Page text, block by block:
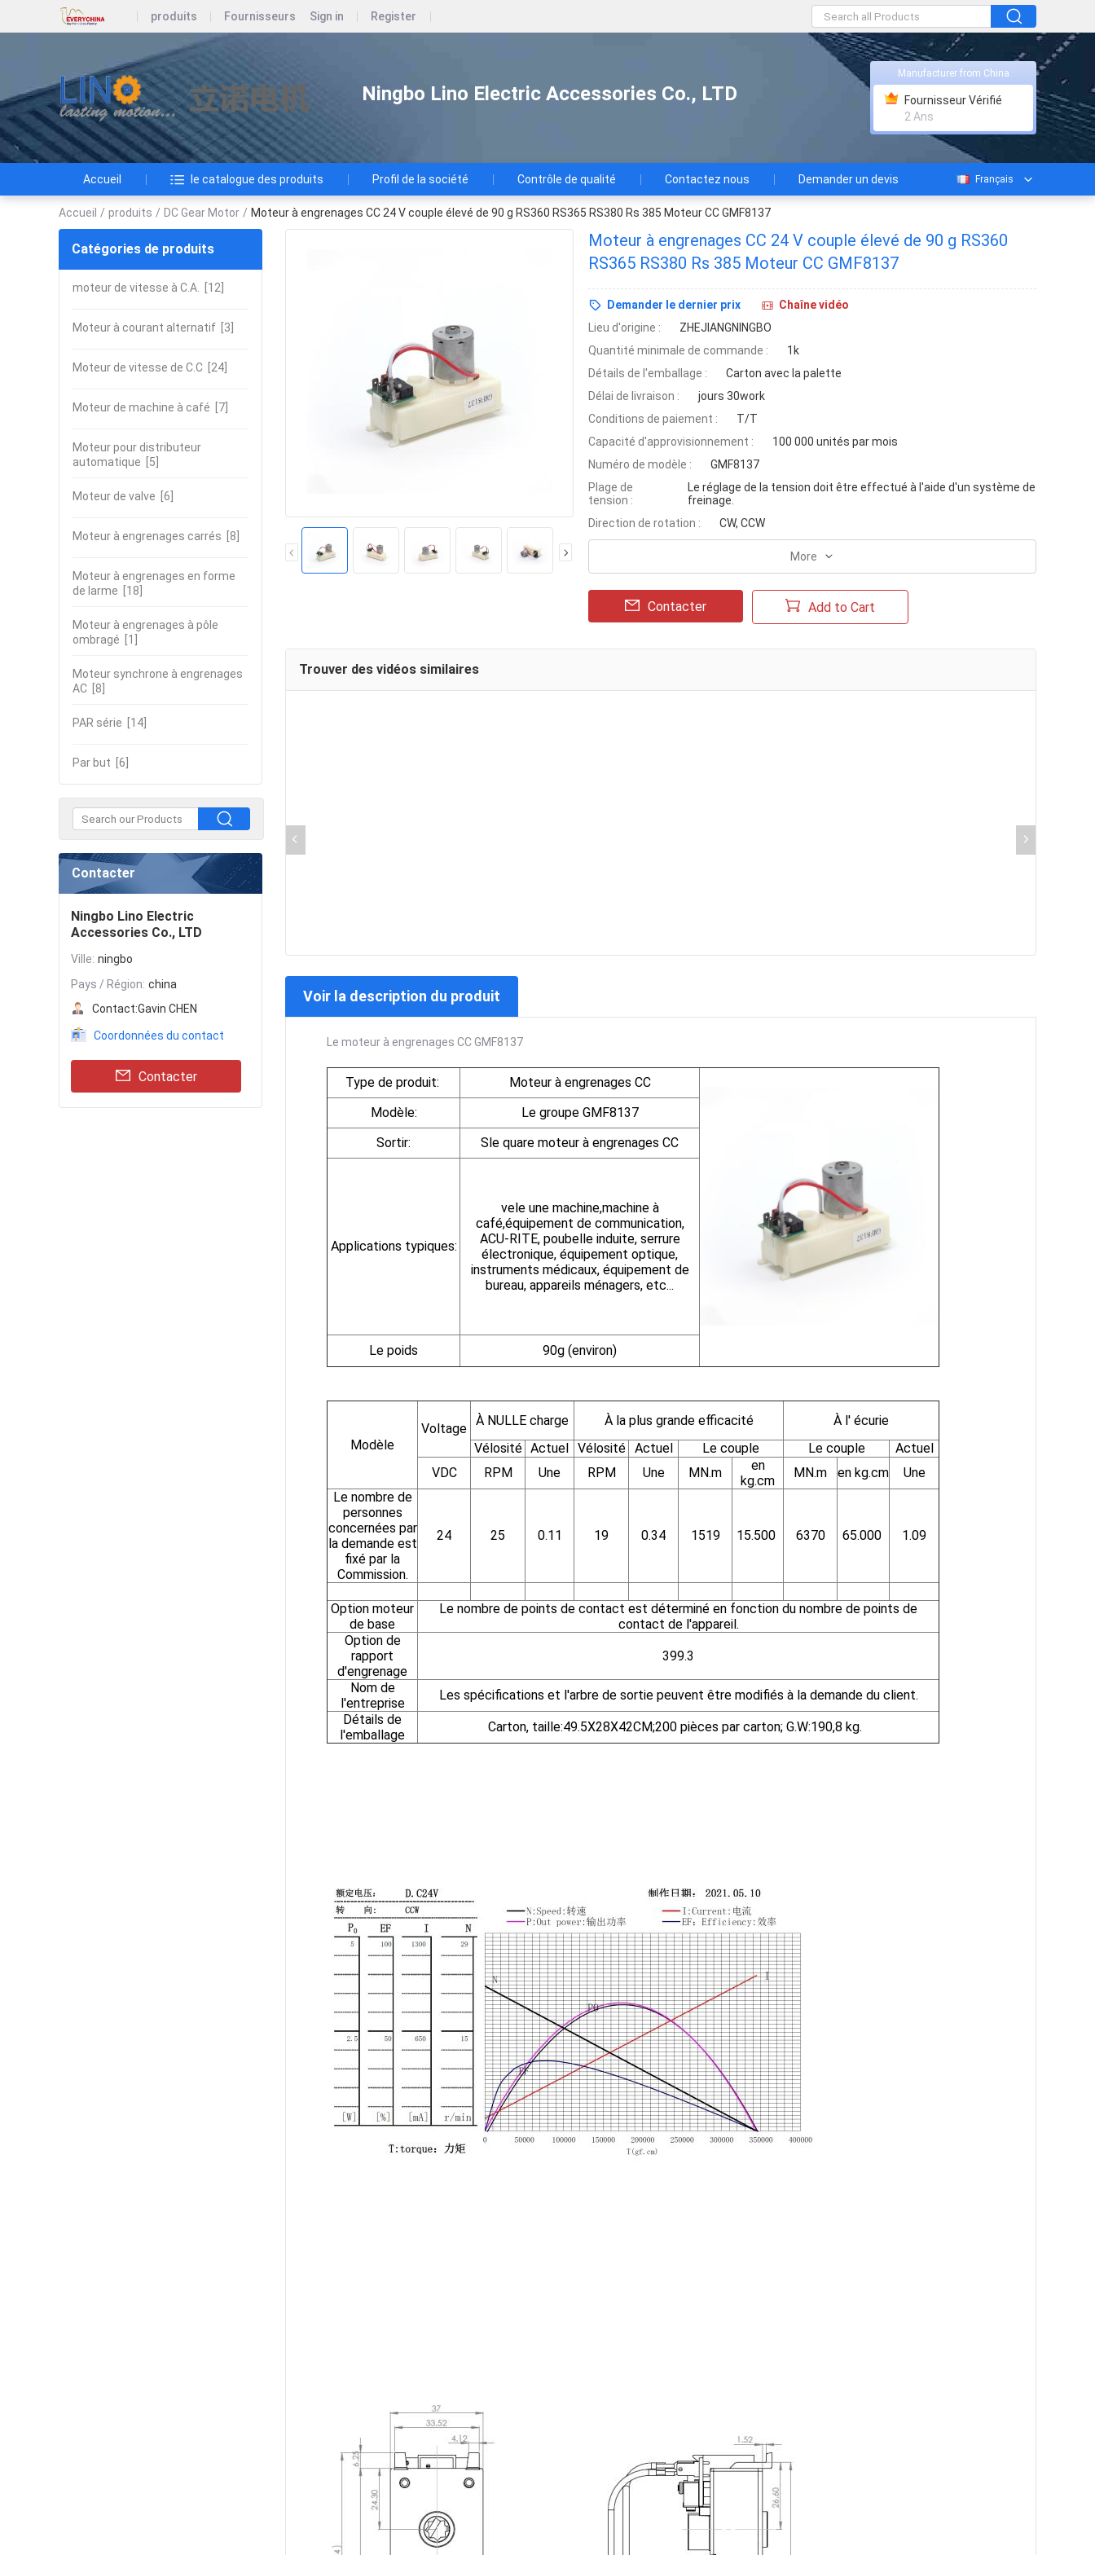
produits Fournisseurs Sign in Register
Ningbo Lino Electric Accessories Co., LTD
Manufacturer from China
Fournisseur Vérifié
2 Ans
Accueil le catalogue des produits Profil de la société Contrôle de qualité Contactez nous Demander un devis Français
Accueil / produits / DC Gear Motor / Moteur à engrenages CC 24 V couple élevé de 90 g RS360 RS365 RS380 Rs 385 Moteur CC GMF8137
Catégories de produits
moteur de vitesse à C.A. [12]
Moteur à courant alternatif [3]
Moteur de vitesse de C.C [24]
Moteur de machine à café [7]
Moteur pour distributeur
automatique [5]
Moteur de valve [6]
Moteur à engrenages carrés [8]
Moteur à engrenages en forme
de larme [18]
Moteur à engrenages à pôle
ombragé [1]
Moteur synchrone à engrenages
AC [8]
PAR série [14]
Par but [6]
Contacter
Ningbo Lino Electric
Accessories Co., LTD
Ville: ningbo
Pays / Région: china
Contact:Gavin CHEN
Coordonnées du contact
Contacter
Moteur à engrenages CC 24 V couple élevé de 90 g RS360
RS365 RS380 Rs 385 Moteur CC GMF8137
Demander le dernier prix
Chaîne vidéo
Lieu d'origine :
ZHEJIANGNINGBO
Quantité minimale de commande :
1k
Détails de l'emballage :
Carton avec la palette
Délai de livraison :
jours 30work
Conditions de paiement :
T/T
Capacité d'approvisionnement :
100 000 unités par mois
Numéro de modèle :
GMF8137
Plage de
tension :
Le réglage de la tension doit être effectué à l'aide d'un système de
freinage.
Direction de rotation :
CW, CCW
More
Contacter Add to Cart
Trouver des vidéos similaires
Voir la description du produit
Le moteur à engrenages CC GMF8137
Type de produit:
Moteur à engrenages CC
Modèle:
Le groupe GMF8137
Sortir:
Sle quare moteur à engrenages CC
Applications typiques:
vele une machine,machine à
café,équipement de communication,
ACU-RITE, poubelle induite, serrure
électronique, équipement optique,
instruments médicaux, équipement de
bureau, appareils ménagers, etc...
Le poids 90g (environ)
Modèle
Voltage
À NULLE charge À la plus grande efficacité
À l' écurie
Vélosité Actuel Vélosité Actuel Le couple Le couple
Actuel
VDC
RPM Une RPM Une MN.m
en
kg.cm
MN.m en kg.cm
Une
Le nombre de
personnes
concernées par
la demande est
fixé par la
Commission.
24 25 0.11 19 0.34 1519 15.500 6370 65.000 1.09
Option moteur
de base
Le nombre de points de contact est déterminé en fonction du nombre de points de
contact de l'appareil.
Option de
rapport
d'engrenage
399.3
Nom de
l'entreprise
Les spécifications et l'arbre de sortie peuvent être modifiés à la demande du client.
Détails de
l'emballage
Carton, taille:49.5X28X42CM;200 pièces par carton; G.W:190,8 kg.